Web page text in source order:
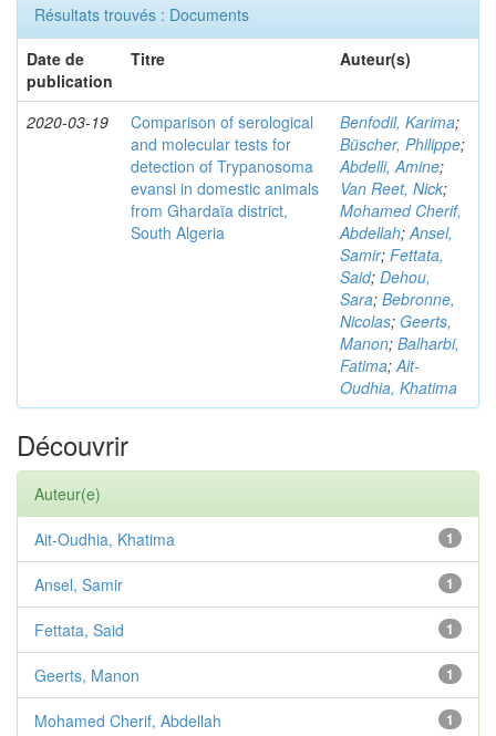
Résultats trouvés : Documents
Date de
publication
Titre Auteur(s)
2020-03-19
Comparison of serological
and molecular tests for
detection of Trypanosoma
evansi in domestic animals
from Ghardaïa district,
South Algeria
Benfodil, Karima;
Büscher, Philippe;
Abdelli, Amine;
Van Reet, Nick;
Mohamed Cherif,
Abdellah;Ansel,
Samir; Fettata,
Said; Dehou,
Sara; Bebronne,
Nicolas; Geerts,
Manon; Balharbi,
Fatima;Ait-
Oudhia, Khatima
Découvrir
Auteur(e)
1
Ait-Oudhia, Khatima
1
Ansel, Samir
1
Fettata, Said
1
Geerts, Manon
1
Mohamed Cherif, Abdellah